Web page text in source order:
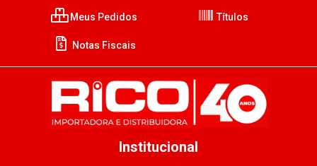
Meus Pedidos Títulos
Notas Fiscais
Institucional